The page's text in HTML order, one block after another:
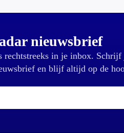
nieuwsbrief
rechtstreeks in je inbox. Schrijf
en blijf altijd op de
E-mailadres: